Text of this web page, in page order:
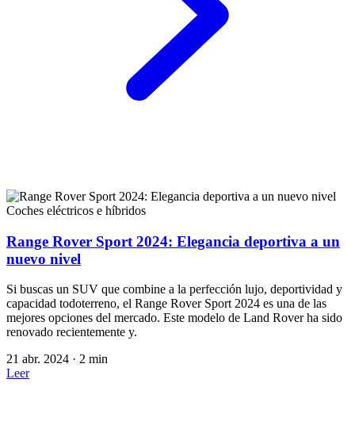
Coches eléctricos e híbridos
Range Rover Sport 2024: Elegancia deportiva a un
nuevo nivel
Si buscas un SUV que combine a la perfección lujo, deportividad y
capacidad todoterreno, el Range Rover Sport 2024 es una de las
mejores opciones del mercado. Este modelo de Land Rover ha sido
renovado recientemente y.
21 abr. 2024 · 2 min
Leer